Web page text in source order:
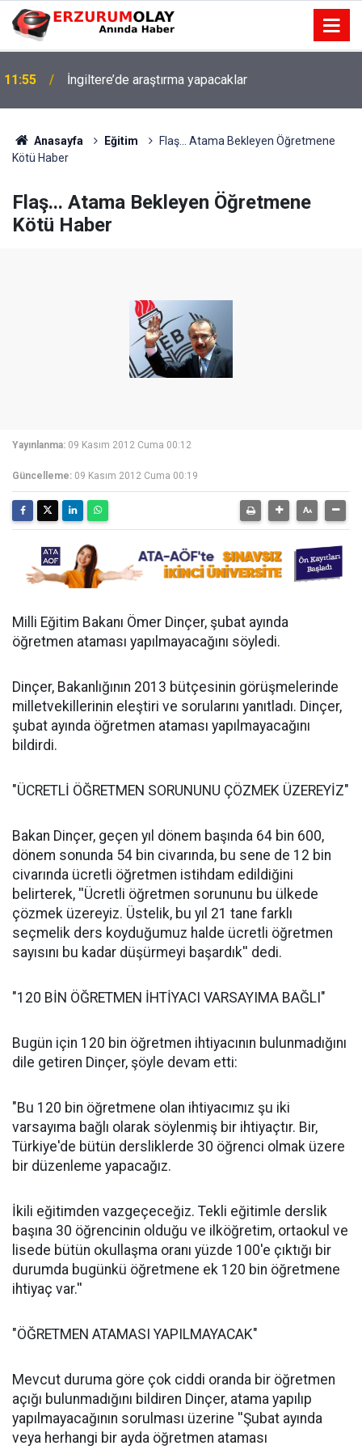
11:55 İngiltere’de araştırma yapacaklar
Anasayfa Eğitim
Flaş... Atama Bekleyen Öğretmene
Kötü Haber
Flaş... Atama Bekleyen Öğretmene
Kötü Haber
Yayınlanma: 09 Kasım 2012 Cuma 00:12
Güncelleme: 09 Kasım 2012 Cuma 00:19
Milli Eğitim Bakanı Ömer Dinçer, şubat ayında
öğretmen ataması yapılmayacağını söyledi.
Dinçer, Bakanlığının 2013 bütçesinin görüşmelerinde
milletvekillerinin eleştiri ve sorularını yanıtladı. Dinçer,
şubat ayında öğretmen ataması yapılmayacağını
bildirdi.
"ÜCRETLİ ÖĞRETMEN SORUNUNU ÇÖZMEK ÜZEREYİZ"
Bakan Dinçer, geçen yıl dönem başında 64 bin 600,
dönem sonunda 54 bin civarında, bu sene de 12 bin
civarında ücretli öğretmen istihdam edildiğini
belirterek, ''Ücretli öğretmen sorununu bu ülkede
çözmek üzereyiz. Üstelik, bu yıl 21 tane farklı
seçmelik ders koyduğumuz halde ücretli öğretmen
sayısını bu kadar düşürmeyi başardık'' dedi.
"120 BİN ÖĞRETMEN İHTİYACI VARSAYIMA BAĞLI"
Bugün için 120 bin öğretmen ihtiyacının bulunmadığını
dile getiren Dinçer, şöyle devam etti:
"Bu 120 bin öğretmene olan ihtiyacımız şu iki
varsayıma bağlı olarak söylenmiş bir ihtiyaçtır. Bir,
Türkiye'de bütün dersliklerde 30 öğrenci olmak üzere
bir düzenleme yapacağız.
İkili eğitimden vazgeçeceğiz. Tekli eğitimle derslik
başına 30 öğrencinin olduğu ve ilköğretim, ortaokul ve
lisede bütün okullaşma oranı yüzde 100'e çıktığı bir
durumda bugünkü öğretmene ek 120 bin öğretmene
ihtiyaç var.''
"ÖĞRETMEN ATAMASI YAPILMAYACAK"
Mevcut duruma göre çok ciddi oranda bir öğretmen
açığı bulunmadığını bildiren Dinçer, atama yapılıp
yapılmayacağının sorulması üzerine ''Şubat ayında
veya herhangi bir ayda öğretmen ataması